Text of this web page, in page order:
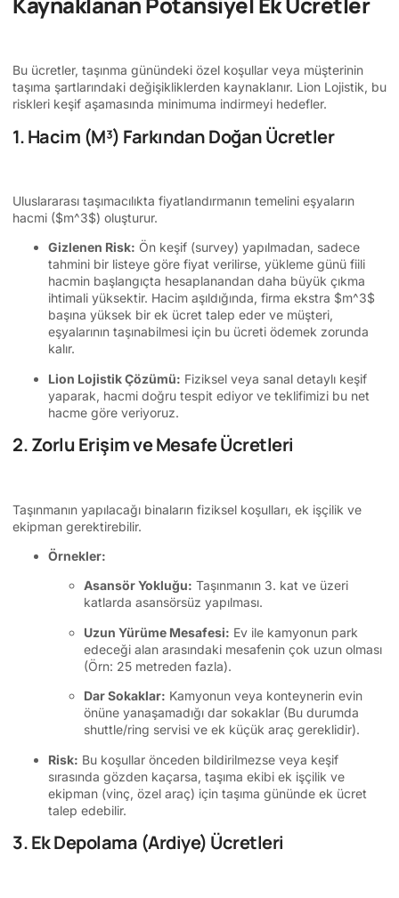
Bu ücretler, taşınma günündeki özel koşullar veya müşterinin
taşıma şartlarındaki değişikliklerden kaynaklanır. Lion Lojistik, bu
riskleri keşif aşamasında minimuma indirmeyi hedefler.
1. Hacim (M³) Farkından Doğan Ücretler
Uluslararası taşımacılıkta fiyatlandırmanın temelini eşyaların
hacmi ($m^3$) oluşturur.
Gizlenen Risk: Ön keşif (survey) yapılmadan, sadece
tahmini bir listeye göre fiyat verilirse, yükleme günü fiili
hacmin başlangıçta hesaplanandan daha büyük çıkma
ihtimali yüksektir. Hacim aşıldığında, firma ekstra $m^3$
başına yüksek bir ek ücret talep eder ve müşteri,
eşyalarının taşınabilmesi için bu ücreti ödemek zorunda
kalır.
Lion Lojistik Çözümü: Fiziksel veya sanal detaylı keşif
yaparak, hacmi doğru tespit ediyor ve teklifimizi bu net
hacme göre veriyoruz.
2. Zorlu Erişim ve Mesafe Ücretleri
Taşınmanın yapılacağı binaların fiziksel koşulları, ek işçilik ve
ekipman gerektirebilir.
Örnekler:
Asansör Yokluğu: Taşınmanın 3. kat ve üzeri
katlarda asansörsüz yapılması.
Uzun Yürüme Mesafesi: Ev ile kamyonun park
edeceği alan arasındaki mesafenin çok uzun olması
(Örn: 25 metreden fazla).
Dar Sokaklar: Kamyonun veya konteynerin evin
önüne yanaşamadığı dar sokaklar (Bu durumda
shuttle/ring servisi ve ek küçük araç gereklidir).
Risk: Bu koşullar önceden bildirilmezse veya keşif
sırasında gözden kaçarsa, taşıma ekibi ek işçilik ve
ekipman (vinç, özel araç) için taşıma gününde ek ücret
talep edebilir.
3. Ek Depolama (Ardiye) Ücretleri